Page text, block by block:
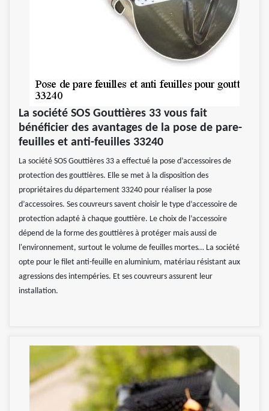
La société SOS Gouttières 33 vous fait
bénéficier des avantages de la pose de pare-
feuilles et anti-feuilles 33240
La société SOS Gouttières 33 a effectué la pose d’accessoires de
protection des gouttières. Elle se met à la disposition des
propriétaires du département 33240 pour réaliser la pose
d’accessoires. Ses couvreurs savent choisir le type d’accessoire de
protection adapté à chaque gouttière. Le choix de l’accessoire
dépend de la forme des gouttières à protéger mais aussi de
l'environnement, surtout le volume de feuilles mortes… La société
opte pour le filet anti-feuille en aluminium, matériau résistant aux
agressions des intempéries. Et ses couvreurs assurent leur
installation.